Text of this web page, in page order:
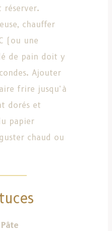
réserver.
chauffer
(ou une
de pain doit y
Ajouter
frire jusqu’à
dorés et
papier
chaud ou